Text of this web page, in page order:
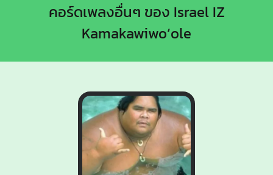
คอร์ดเพลงอื่นๆ ของ Israel IZ
Kamakawiwoʻole